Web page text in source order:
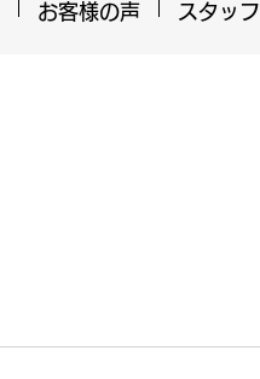
お客様の声 スタッフ